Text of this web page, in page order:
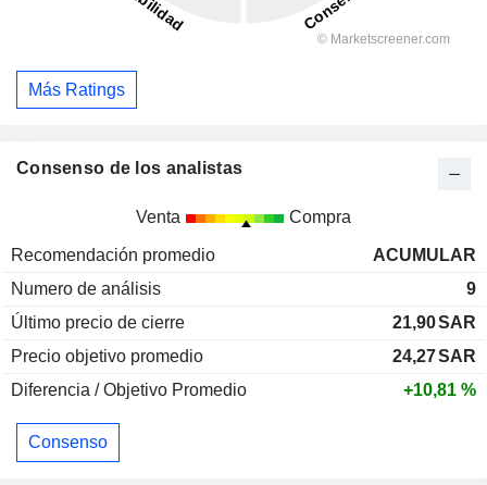
Más Ratings
Consenso de los analistas
Venta Compra
Recomendación promedio
ACUMULAR
Numero de análisis
9
Último precio de cierre
21,90SAR
Precio objetivo promedio
24,27SAR
Diferencia / Objetivo Promedio
+10,81 %
Consenso